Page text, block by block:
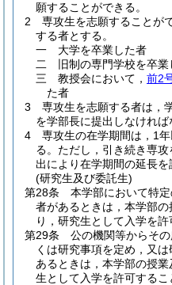
願することができる。
2
専攻生を志願することが
する者とする。
一
大学を卒業した者
二
旧制の専門学校を卒
三
教授会において， 前2
た者
3
専攻生を志願する者は，
を学部長に提出しなければ
4
専攻生の在学期間は，1
る。 ただし，引き続き専
出により在学期間の延長を
(研究生及び委託生)
第28条
本学部において特
者があるときは，本学部
り，研究生として入学を許
第29条
公の機関等からそ
くは研究事項を定め，又
あるときは，本学部の授
生として入学を許可するこ